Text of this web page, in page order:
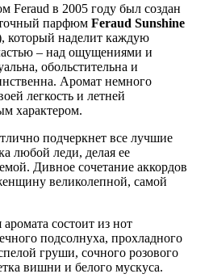
Feraud в 2005 году был создан
парфюм Feraud Sunshine
который наделит каждую
– над ощущениями и
обольстительна и
Аромат немного
легкость и летней
характером.
подчеркнет все лучшие
любой леди, делая ее
Дивное сочетание аккордов
великолепной, самой
состоит из нот
подсолнуха, прохладного
груши, сочного розового
вишни и белого мускуса.